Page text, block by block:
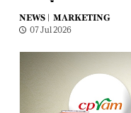
NEWS |
MARKETING
07 Jul 2026